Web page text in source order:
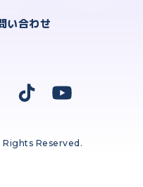
い合わせ
Rights Reserved.